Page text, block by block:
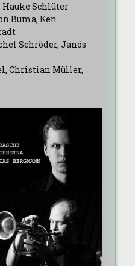
Schlüter
Buma, Ken
Schröder, Janós
Christian Müller,